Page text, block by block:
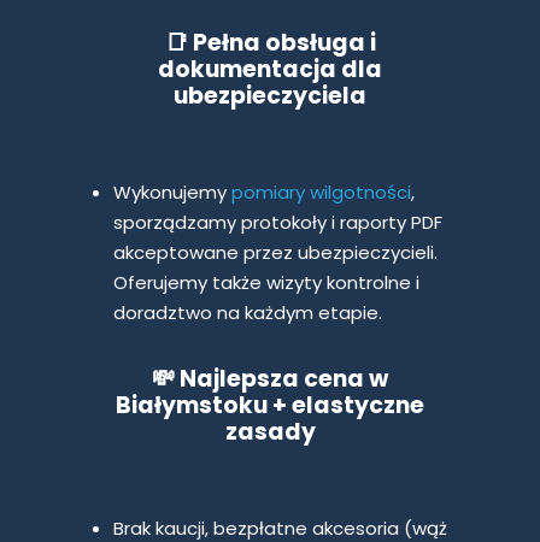
Wykonujemypomiary wilgotności,
sporządzamy protokoły i raporty PDF
akceptowane przez ubezpieczycieli.
Oferujemy także wizyty kontrolne i
doradztwo na każdym etapie.
📑 Pełna obsługa i
dokumentacja dla
ubezpieczyciela
Brak kaucji, bezpłatne akcesoria (wąż
💸Najlepsza cena w
Białymstoku + elastyczne
zasady